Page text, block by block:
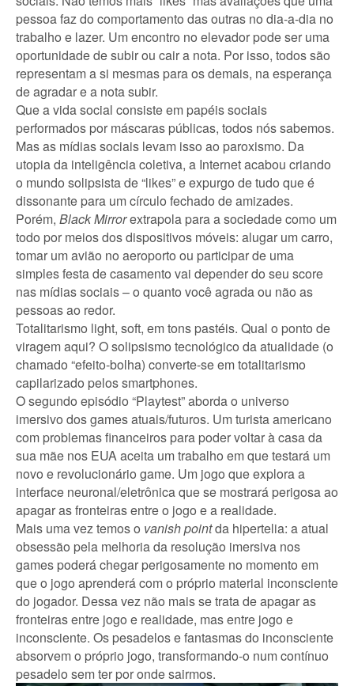
pessoa faz do comportamento das outras no dia-a-dia no
trabalho e lazer. Um encontro no elevador pode ser uma
oportunidade de subir ou cair a nota. Por isso, todos são
representam a si mesmas para os demais, na esperança
de agradar e a nota subir.
Que a vida social consiste em papéis sociais
performados por máscaras públicas, todos nós sabemos.
Mas as mídias sociais levam isso ao paroxismo. Da
utopia da inteligência coletiva, a Internet acabou criando
o mundo solipsista de “likes” e expurgo de tudo que é
dissonante para um círculo fechado de amizades.
Porém, Black Mirrorextrapola para a sociedade como um
todo por meios dos dispositivos móveis: alugar um carro,
tomar um avião no aeroporto ou participar de uma
simples festa de casamento vai depender do seu score
nas mídias sociais – o quanto você agrada ou não as
pessoas ao redor.
Totalitarismo light, soft, em tons pastéis. Qual o ponto de
viragem aqui? O solipsismo tecnológico da atualidade (o
chamado “efeito-bolha) converte-se em totalitarismo
capilarizado pelos smartphones.
O segundo episódio “Playtest” aborda o universo
imersivo dos games atuais/futuros. Um turista americano
com problemas financeiros para poder voltar à casa da
sua mãe nos EUA aceita um trabalho em que testará um
novo e revolucionário game. Um jogo que explora a
interface neuronal/eletrônica que se mostrará perigosa ao
apagar as fronteiras entre o jogo e a realidade.
Mais uma vez temos o vanish pointda hipertelia: a atual
obsessão pela melhoria da resolução imersiva nos
games poderá chegar perigosamente no momento em
que o jogo aprenderá com o próprio material inconsciente
do jogador. Dessa vez não mais se trata de apagar as
fronteiras entre jogo e realidade, mas entre jogo e
inconsciente. Os pesadelos e fantasmas do inconsciente
absorvem o próprio jogo, transformando-o num contínuo
pesadelo sem ter por onde sairmos.